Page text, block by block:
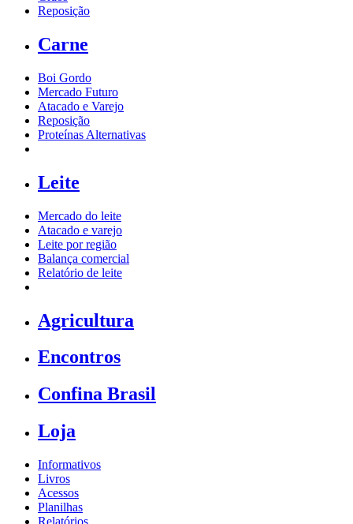
Reposição
Carne
Boi Gordo
Mercado Futuro
Atacado e Varejo
Reposição
Proteínas Alternativas
Leite
Mercado do leite
Atacado e varejo
Leite por região
Balança comercial
Relatório de leite
Agricultura
Encontros
Confina Brasil
Loja
Informativos
Livros
Acessos
Planilhas